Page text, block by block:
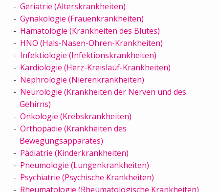
Geriatrie (Alterskrankheiten)
Gynäkologie (Frauenkrankheiten)
Hämatologie (Krankheiten des Blutes)
HNO (Hals-Nasen-Ohren-Krankheiten)
Infektiologie (Infektionskrankheiten)
Kardiologie (Herz-Kreislauf-Krankheiten)
Nephrologie (Nierenkrankheiten)
Neurologie (Krankheiten der Nerven und des
Gehirns)
Onkologie (Krebskrankheiten)
Orthopädie (Krankheiten des
Bewegungsapparates)
Pädiatrie (Kinderkrankheiten)
Pneumologie (Lungenkrankheiten)
Psychiatrie (Psychische Krankheiten)
Rheumatologie (Rheumatologische Krankheiten)